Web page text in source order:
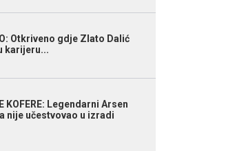
Otkriveno gdje Zlato Dalić
karijeru...
KOFERE: Legendarni Arsen
nije učestvovao u izradi